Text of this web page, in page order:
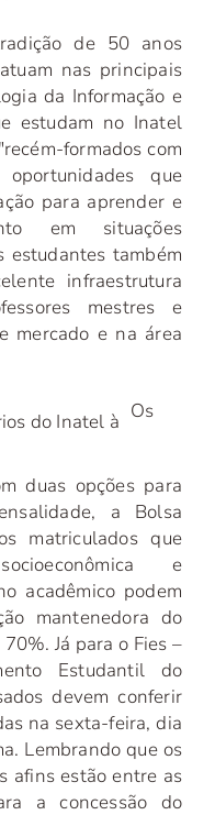
de 50 anos
nas principais
da Informação e
estudam no Inatel
formados com
que
para aprender e
em situações
estudantes também
infraestrutura
mestres e
mercado e na área
do Inatel à Os
duas opções para
a Bolsa
matriculados que
e
acadêmico podem
mantenedora do
Já para o Fies –
Estudantil do
devem conferir
na sexta-feira, dia
Lembrando que os
afins estão entre as
a concessão do